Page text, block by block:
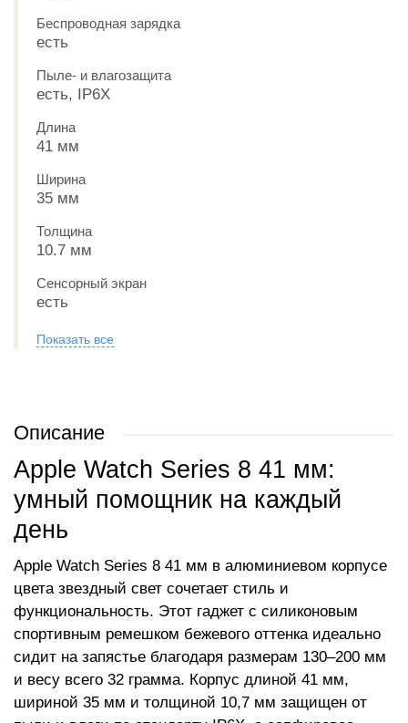
Беспроводная зарядка
есть
Пыле- и влагозащита
есть, IP6X
Длина
41 мм
Ширина
35 мм
Толщина
10.7 мм
Сенсорный экран
есть
Показать все
Описание
Apple Watch Series 8 41 мм:
умный помощник на каждый
день
Apple Watch Series 8 41 мм в алюминиевом корпусе
цвета звездный свет сочетает стиль и
функциональность. Этот гаджет с силиконовым
спортивным ремешком бежевого оттенка идеально
сидит на запястье благодаря размерам 130–200 мм
и весу всего 32 грамма. Корпус длиной 41 мм,
шириной 35 мм и толщиной 10,7 мм защищен от